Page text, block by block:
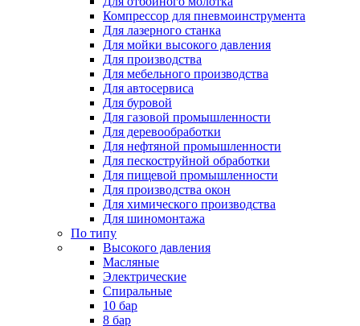
Компрессор для пневмоинструмента
Для лазерного станка
Для мойки высокого давления
Для производства
Для мебельного производства
Для автосервиса
Для буровой
Для газовой промышленности
Для деревообработки
Для нефтяной промышленности
Для пескоструйной обработки
Для пищевой промышленности
Для производства окон
Для химического производства
Для шиномонтажа
По типу
Высокого давления
Масляные
Электрические
Спиральные
10 бар
8 бар